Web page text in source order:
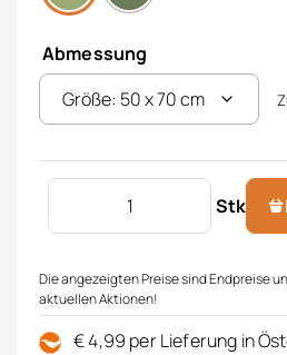
Abmessung
Stk
Geschirrtuch 2er Set Menge
Die angezeigten Preise sind Endpreise
aktuellen Aktionen!
€ 4,99 per Lieferung in